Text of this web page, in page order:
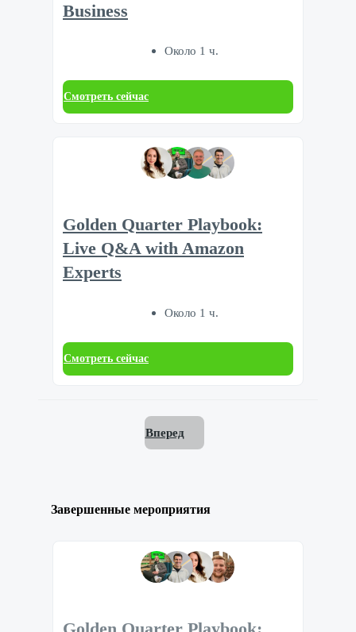
Business
Около 1 ч.
Смотреть сейчас
Golden Quarter Playbook:
Live Q&A with Amazon
Experts
Около 1 ч.
Смотреть сейчас
Вперед
Завершенные мероприятия